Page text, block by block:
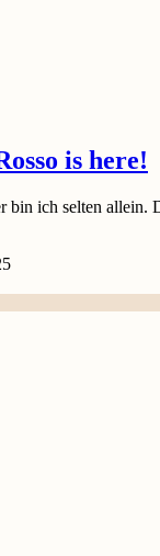
is here!
bin ich selten allein.